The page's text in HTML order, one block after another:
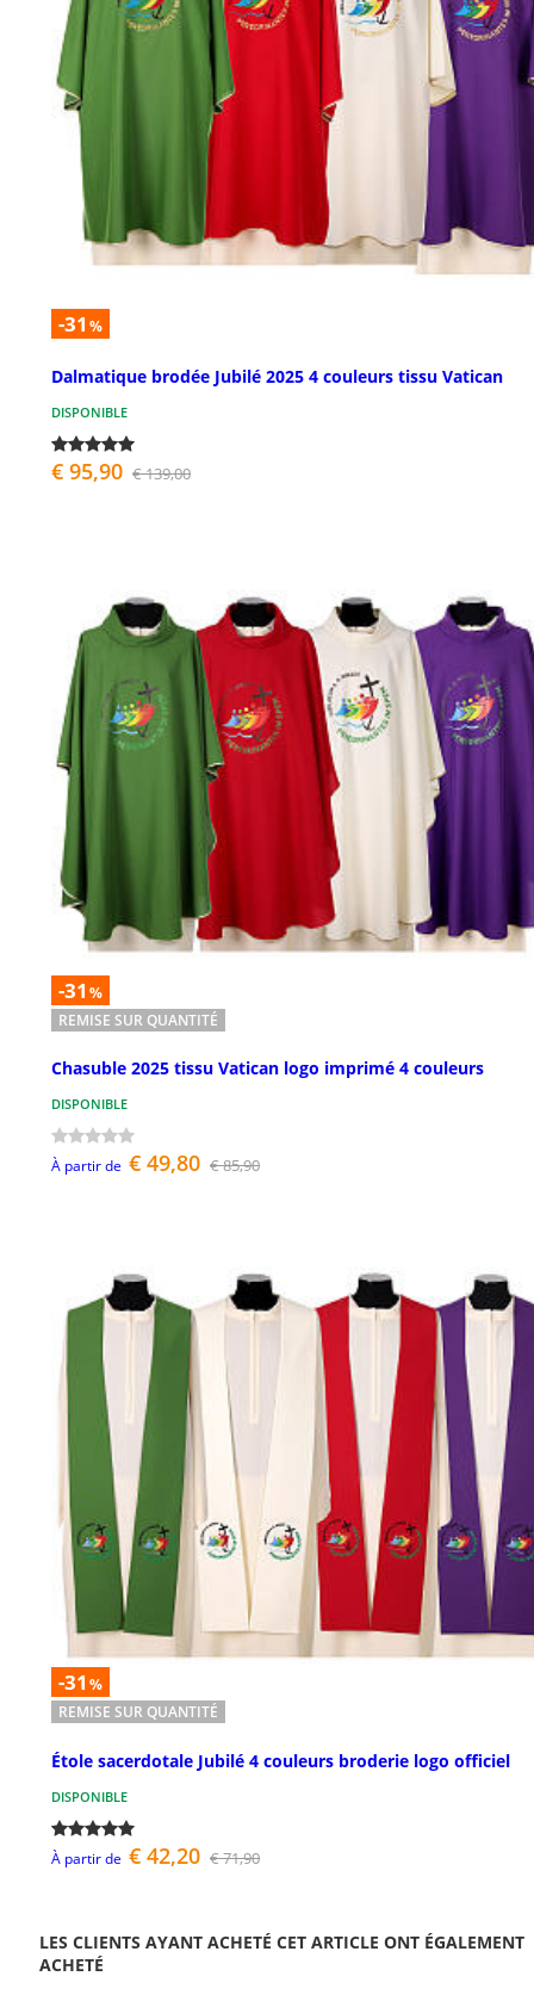
-31 %
Dalmatique brodée Jubilé 2025 4 couleurs tissu Vatican
DISPONIBLE
€ 95,90 € 139,00
-31 %
REMISE SUR QUANTITÉ
Chasuble 2025 tissu Vatican logo imprimé 4 couleurs
DISPONIBLE
À partir de € 49,80 € 85,90
-31 %
REMISE SUR QUANTITÉ
Étole sacerdotale Jubilé 4 couleurs broderie logo officiel
DISPONIBLE
À partir de € 42,20 € 71,90
LES CLIENTS AYANT ACHETÉ CET ARTICLE ONT ÉGALEMENT
ACHETÉ